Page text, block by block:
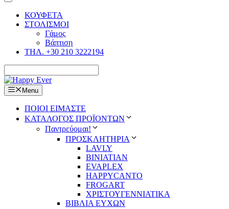
ΚΟΥΦΕΤΑ
ΣΤΟΛΙΣΜΟΙ
Γάμος
Βάπτιση
ΤΗΛ. +30 210 3222194
Menu
ΠΟΙΟΙ ΕΙΜΑΣΤΕ
ΚΑΤΑΛΟΓΟΣ ΠΡΟΪΟΝΤΩΝ
Παντρεύομαι!
ΠΡΟΣΚΛΗΤΗΡΙΑ
LAVLY
BINIATIAN
EVAPLEX
HAPPYCANTO
FROGART
ΧΡΙΣΤΟΥΓΕΝΝΙΑΤΙΚΑ
ΒΙΒΛΙΑ ΕΥΧΩΝ